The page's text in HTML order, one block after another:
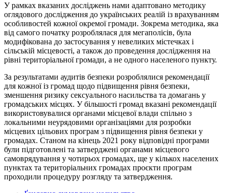
У рамках вказаних досліджень нами адаптовано методику
оглядового дослідження до українських реалій із врахуванням
особливостей кожної окремої громади. Зокрема методика, яка
від самого початку розроблялася для мегаполісів, була
модифікована до застосування у невеликих містечках і
сільській місцевості, а також до проведення дослідження на
рівні територіальної громади, а не одного населеного пункту.
За результатами аудитів безпеки розроблялися рекомендації
для кожної із громад щодо підвищення рівня безпеки,
зменшення ризику сексуального насильства та домагань у
громадських місцях. У більшості громад вказані рекомендації
використовувалися органами місцевої влади спільно з
локальними неурядовими організаціями для розробки
місцевих цільових програм з підвищення рівня безпеки у
громадах. Станом на кінець 2021 року відповідні програми
були підготовлені та затверджені органами місцевого
самоврядування у чотирьох громадах, ще у кількох населених
пунктах та територіальних громадах проєкти програм
проходили процедуру розгляду та затвердження.